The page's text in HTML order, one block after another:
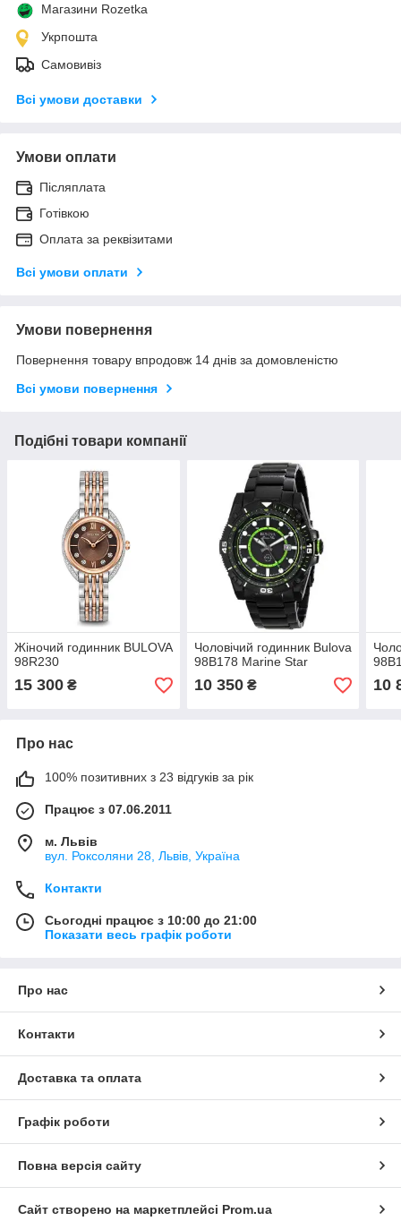
Магазини Rozetka
Укрпошта
Самовивіз
Всі умови доставки
Умови оплати
Післяплата
Готівкою
Оплата за реквізитами
Всі умови оплати
Умови повернення
Повернення товару впродовж 14 днів за домовленістю
Всі умови повернення
Подібні товари компанії
Жіночий годинник BULOVA
98R230
15 300 ₴
Чоловічий годинник Bulova
98B178 Marine Star
10 350₴ 10
Про нас
100% позитивних з 23 відгуків за рік
Працює з 07.06.2011
м. Львів
вул. Роксоляни 28, Львів, Україна
Контакти
Сьогодні працює з 10:00 до 21:00
Показати весь графік роботи
Про нас
Контакти
Доставка та оплата
Графік роботи
Повна версія сайту
Сайт створено на маркетплейсі Prom.ua